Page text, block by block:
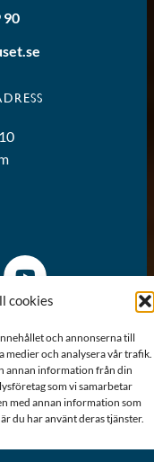
cookies
och annonserna till
och analysera vår trafik.
annan information från din
som vi samarbetar
med annan information som
du har använt deras tjänster.
90